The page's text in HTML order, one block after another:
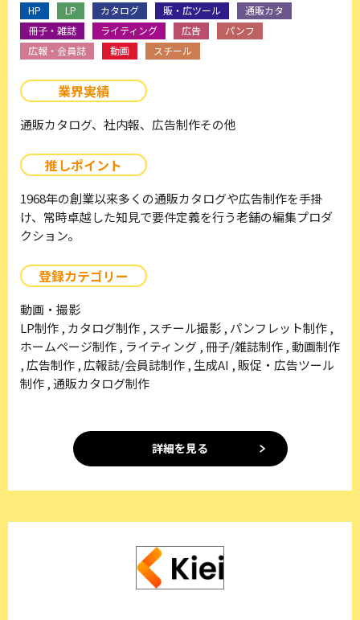
HP LP カタログ 販・広ツール
通販カタ
冊子・雑誌
ライティング 広告
パンフ
広報・会員誌
動画 スチール
業界実績
通販カタログ、社内報、広告制作その他
推しポイント
1968年の創業以来多くの通販カタログや広告制作を手掛
け、常時卓越した知見で要件定義を行う老舗の編集プロダ
クション。
登録カテゴリー
動画・撮影
LP制作 , カタログ制作 , スチール撮影 , パンフレット制作 ,
ホームページ制作 , ライティング , 冊子/雑誌制作 , 動画制作
, 広告制作 , 広報誌/会員誌制作 , 生成AI , 販促・広告ツール
制作 , 通販カタログ制作
詳細を見る